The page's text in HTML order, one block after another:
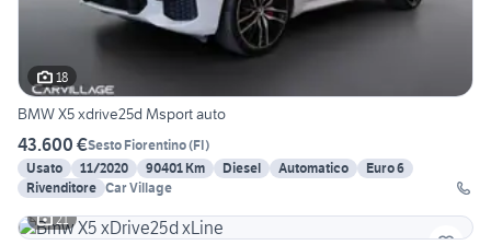
18
BMW X5 xdrive25d Msport auto
43.600 €Sesto Fiorentino(FI)
Usato
11/2020 90401 Km Diesel Automatico
Euro 6
Rivenditore Car Village
21